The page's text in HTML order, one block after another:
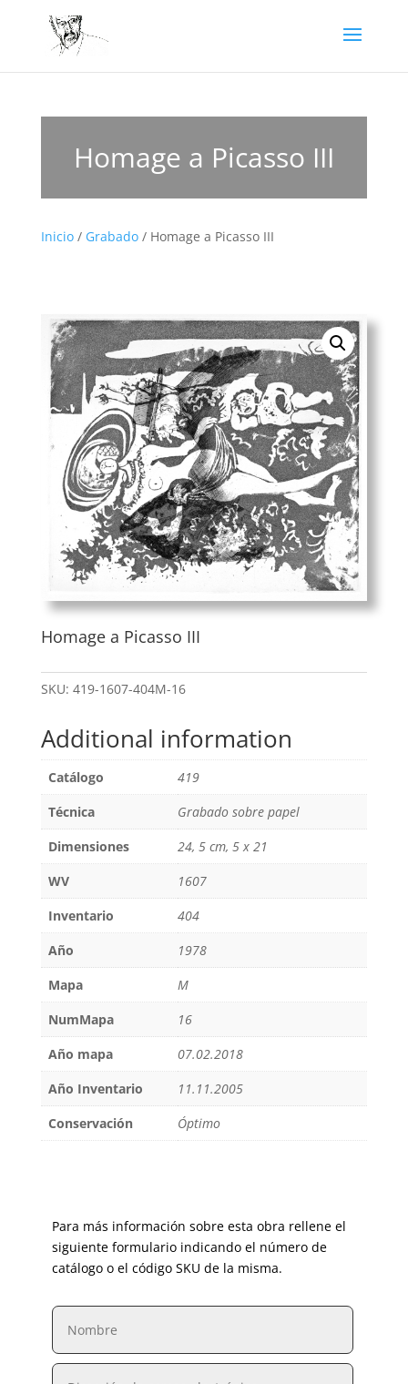
Homage a Picasso III
Inicio/ Grabado/ Homage a Picasso III
Homage a Picasso III
SKU: 419-1607-404M-16
Additional information
Catálogo
419
Técnica
Grabado sobre papel
Dimensiones
24, 5 cm, 5 x 21
WV
1607
Inventario
404
Año
1978
Mapa
M
NumMapa
16
Año mapa
07.02.2018
Año Inventario
11.11.2005
Conservación
Óptimo
Para más información sobre esta obra rellene el
siguiente formulario indicando el número de
catálogo o el código SKU de la misma.